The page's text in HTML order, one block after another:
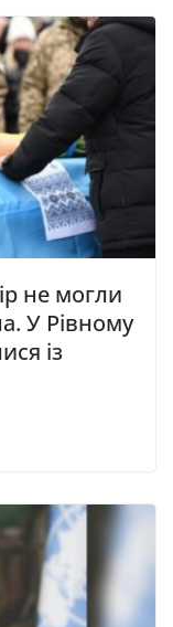
не могли
У Рівному
із